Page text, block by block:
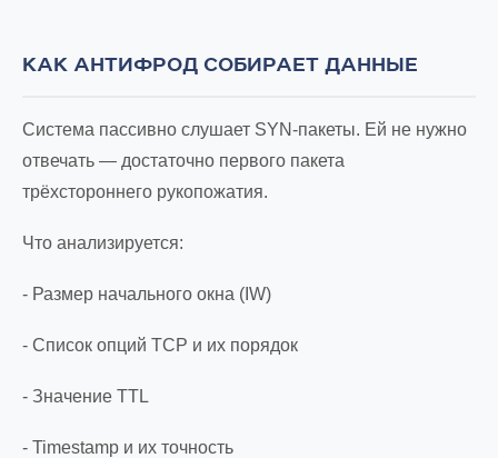
КАК АНТИФРОД СОБИРАЕТ ДАННЫЕ
Система пассивно слушает SYN-пакеты. Ей не нужно
отвечать — достаточно первого пакета
трёхстороннего рукопожатия.
Что анализируется:
- Размер начального окна (IW)
- Список опций TCP и их порядок
- Значение TTL
- Timestamp и их точность